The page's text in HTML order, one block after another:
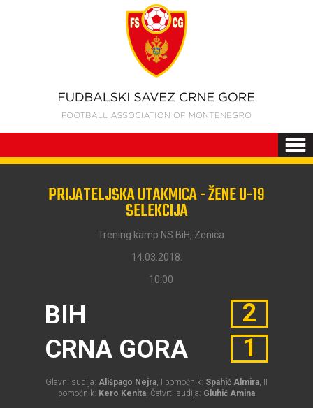
PRIJATELJSKA UTAKMICA - ŽENE U-19
SELEKCIJA
Trening kamp NS BiH, Zenica
14.03.2018.
10:00
BIH
CRNA GORA
2
1
Glavni sudija: Ališpago Nejra, I pomoćnik: Spahić Almira, II
pomoćnik: Kero Kenita, Četvrti sudija: Gluhić Amina